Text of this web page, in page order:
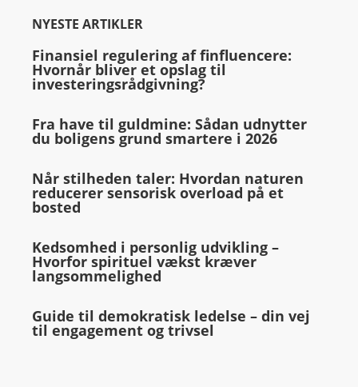
NYESTE ARTIKLER
Finansiel regulering af finfluencere:
Hvornår bliver et opslag til
investeringsrådgivning?
Fra have til guldmine: Sådan udnytter
du boligens grund smartere i 2026
Når stilheden taler: Hvordan naturen
reducerer sensorisk overload på et
bosted
Kedsomhed i personlig udvikling –
Hvorfor spirituel vækst kræver
langsommelighed
Guide til demokratisk ledelse – din vej
til engagement og trivsel